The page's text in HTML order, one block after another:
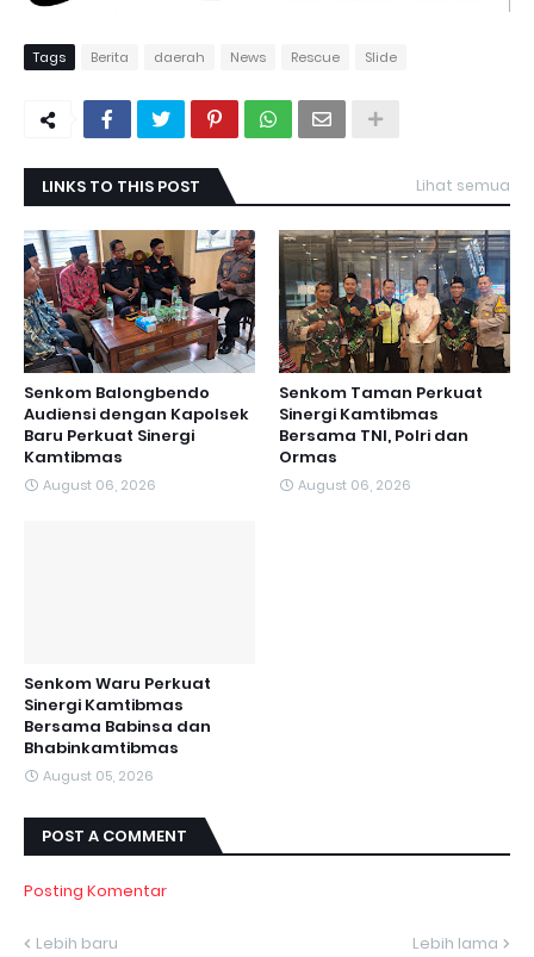
Tags Berita daerah News Rescue Slide
LINKS TO THIS POST Lihat semua
Senkom Balongbendo
Audiensi dengan Kapolsek
Baru Perkuat Sinergi
Kamtibmas
August 06, 2026
Senkom Taman Perkuat
Sinergi Kamtibmas
Bersama TNI, Polri dan
Ormas
August 06, 2026
Senkom Waru Perkuat
Sinergi Kamtibmas
Bersama Babinsa dan
Bhabinkamtibmas
August 05, 2026
POST A COMMENT
Posting Komentar
Lebih baru Lebih lama